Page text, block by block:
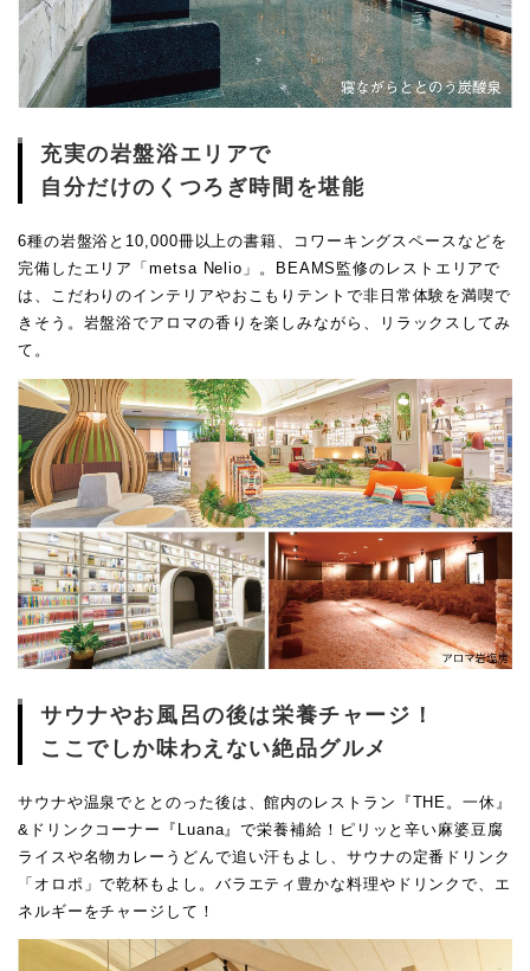
充実の岩盤浴エリアで
自分だけのくつろぎ時間を堪能
6種の岩盤浴と10,000冊以上の書籍、コワーキングスペースなどを
完備したエリア「metsa Nelio」。BEAMS監修のレストエリアで
は、こだわりのインテリアやおこもりテントで非日常体験を満喫で
きそう。岩盤浴でアロマの香りを楽しみながら、リラックスしてみ
て。
サウナやお風呂の後は栄養チャージ！
ここでしか味わえない絶品グルメ
サウナや温泉でととのった後は、館内のレストラン『THE。一休』
&ドリンクコーナー『Luana』で栄養補給！ピリッと辛い麻婆豆腐
ライスや名物カレーうどんで追い汗もよし、サウナの定番ドリンク
「オロポ」で乾杯もよし。バラエティ豊かな料理やドリンクで、エ
ネルギーをチャージして！